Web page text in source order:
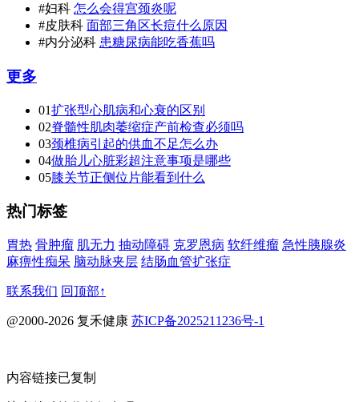
#妇科 怎么会得宫颈炎呢
#皮肤科 面部三角区长痘什么原因
#内分泌科 患糖尿病能吃香蕉吗
更多
01扩张型心肌病和心衰的区别
02脊髓性肌肉萎缩症产前检查必须吗
03颈椎病引起的供血不足怎么办
04做胎儿心脏彩超注意事项是哪些
05膝关节正侧位片能看到什么
热门标签
胃热 骨肿瘤 肌无力 抽动障碍 克罗恩病 软纤维瘤 急性胰腺炎
麻痹性痴呆 脑动脉夹层 结肠血管扩张症
联系我们 回顶部↑
@2000-2026 复禾健康 苏ICP备2025211236号-1
内容链接已复制